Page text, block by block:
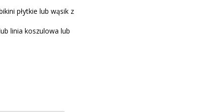
płytkie lub wąsik z
linia koszulowa lub